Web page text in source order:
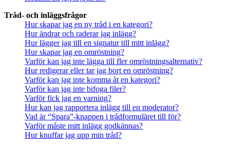
Tråd- och inläggsfrågor
Hur skapar jag en ny tråd i en kategori?
Hur ändrar och raderar jag inlägg?
Hur lägger jag till en signatur till mitt inlägg?
Hur skapar jag en omröstning?
Varför kan jag inte lägga till fler omröstningsalternativ?
Hur redigerar eller tar jag bort en omröstning?
Varför kan jag inte komma åt en kategori?
Varför kan jag inte bifoga filer?
Varför fick jag en varning?
Hur kan jag rapportera inlägg till en moderator?
Vad är “Spara”-knappen i trådformuläret till för?
Varför måste mitt inlägg godkännas?
Hur knuffar jag upp min tråd?